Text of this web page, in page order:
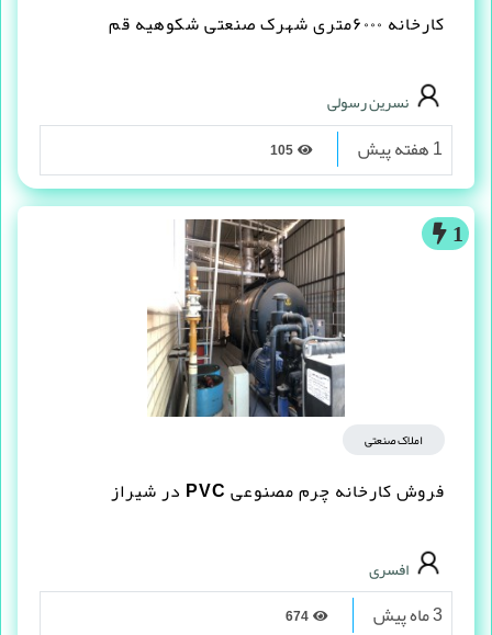
کارخانه ۶۰۰۰متری شهرک صنعتی شکوهیه قم
نسرین رسولی
1 هفته پیش
1
املاک صنعتی
فروش کارخانه چرم مصنوعى PVC در شیراز
افسری
3 ماه پیش